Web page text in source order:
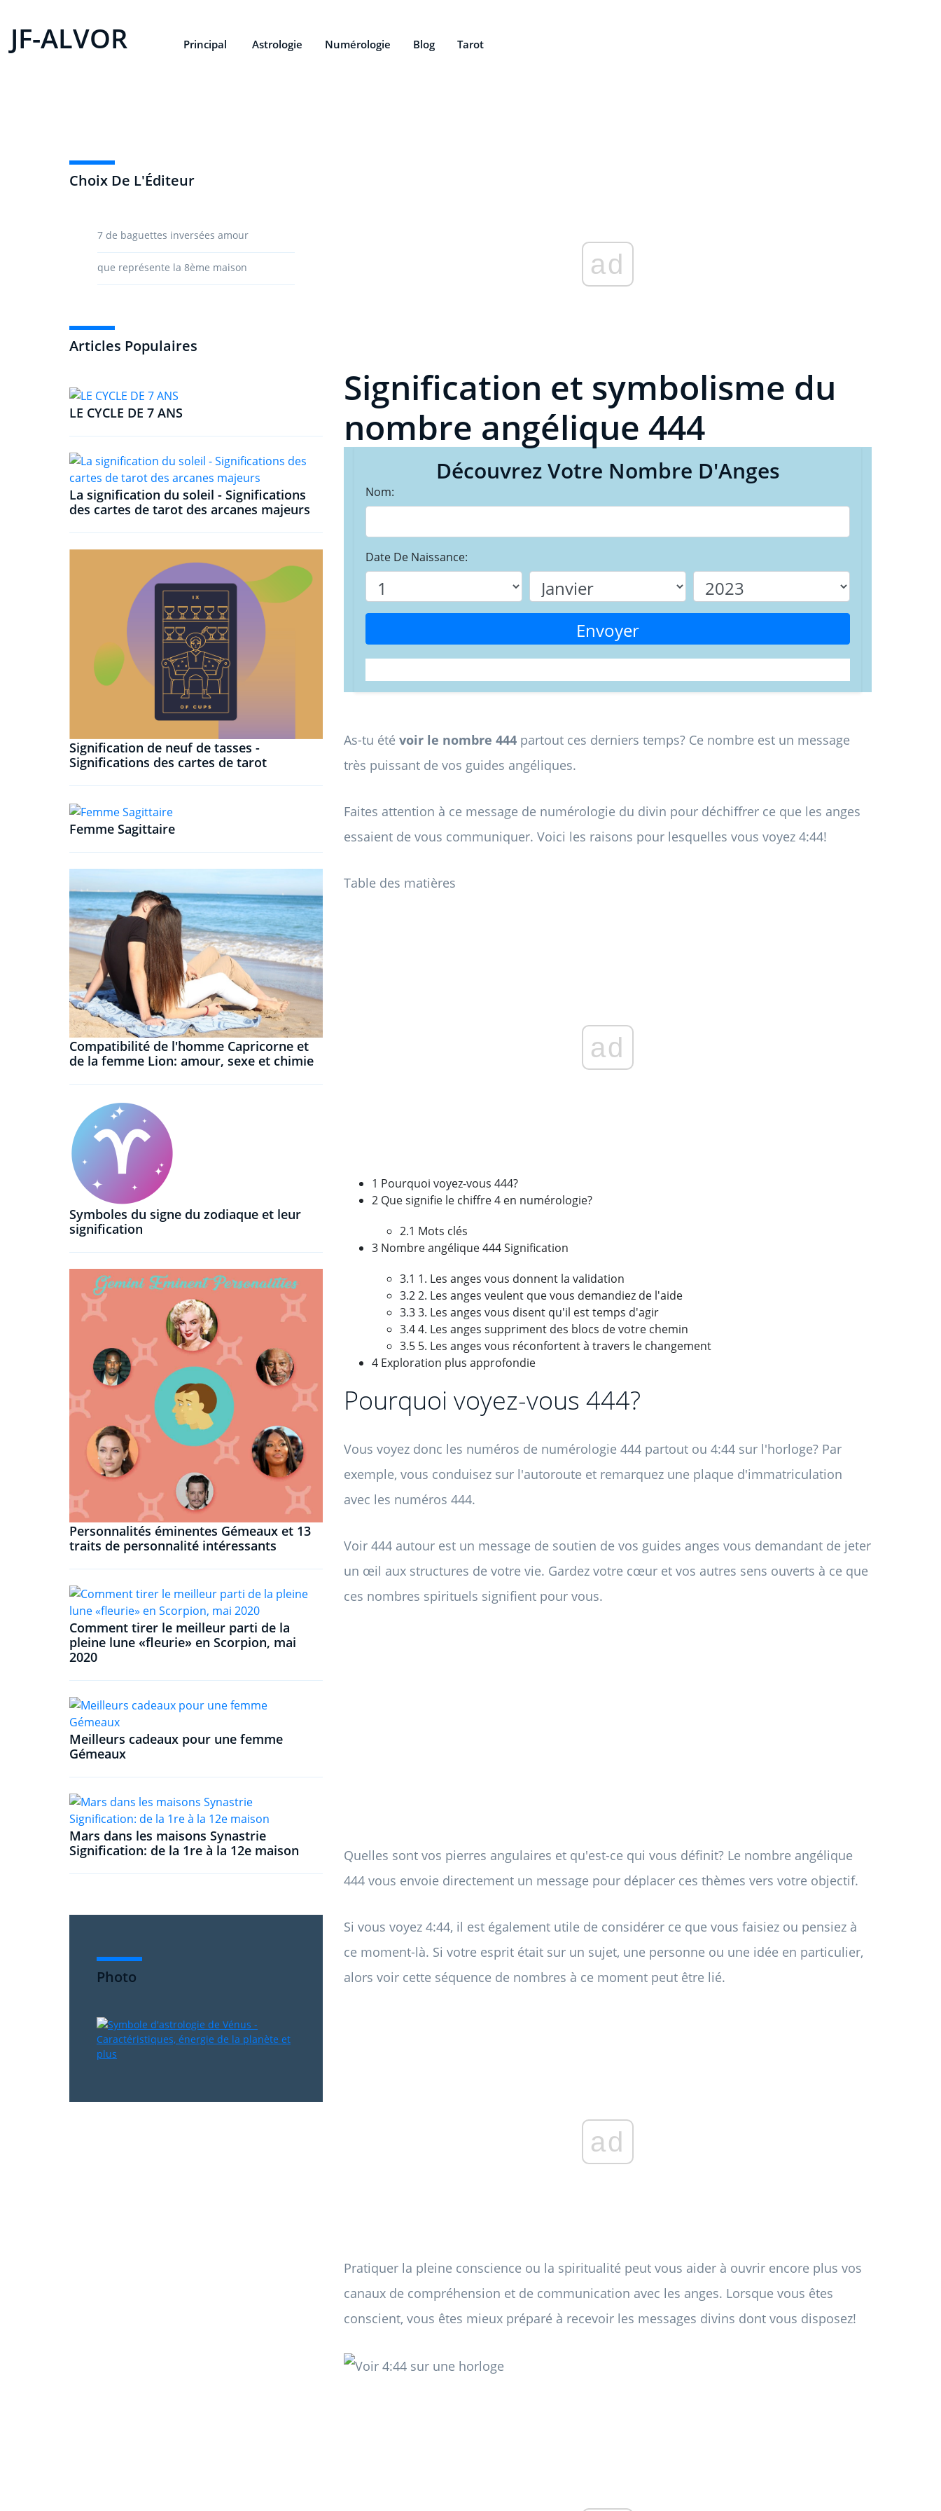
JF-ALVOR Principal Astrologie Numérologie Blog Tarot
Choix De L'Éditeur
7 de baguettes inversées amour
que représente la 8ème maison
Articles Populaires
LE CYCLE DE 7 ANS
La signification du soleil - Significations
des cartes de tarot des arcanes majeurs
Signification de neuf de tasses -
Significations des cartes de tarot
Femme Sagittaire
Compatibilité de l'homme Capricorne et
de la femme Lion: amour, sexe et chimie
Symboles du signe du zodiaque et leur
signification
Personnalités éminentes Gémeaux et 13
traits de personnalité intéressants
Comment tirer le meilleur parti de la
pleine lune «fleurie» en Scorpion, mai
2020
Meilleurs cadeaux pour une femme
Gémeaux
Mars dans les maisons Synastrie
Signification: de la 1re à la 12e maison
Photo
ad
Signification et symbolisme du
nombre angélique 444
Découvrez Votre Nombre D'Anges
Nom:
Date De Naissance:
Envoyer
As-tu été voir le nombre 444 partout ces derniers temps? Ce nombre est un message
très puissant de vos guides angéliques.
Faites attention à ce message de numérologie du divin pour déchiffrer ce que les anges
essaient de vous communiquer. Voici les raisons pour lesquelles vous voyez 4:44!
Table des matières
ad
1 Pourquoi voyez-vous 444?
2 Que signifie le chiffre 4 en numérologie?
2.1 Mots clés
3 Nombre angélique 444 Signification
3.1 1. Les anges vous donnent la validation
3.2 2. Les anges veulent que vous demandiez de l'aide
3.3 3. Les anges vous disent qu'il est temps d'agir
3.4 4. Les anges suppriment des blocs de votre chemin
3.5 5. Les anges vous réconfortent à travers le changement
4 Exploration plus approfondie
Pourquoi voyez-vous 444?
Vous voyez donc les numéros de numérologie 444 partout ou 4:44 sur l'horloge? Par
exemple, vous conduisez sur l'autoroute et remarquez une plaque d'immatriculation
avec les numéros 444.
Voir 444 autour est un message de soutien de vos guides anges vous demandant de jeter
un œil aux structures de votre vie. Gardez votre cœur et vos autres sens ouverts à ce que
ces nombres spirituels signifient pour vous.
Quelles sont vos pierres angulaires et qu'est-ce qui vous définit? Le nombre angélique
444 vous envoie directement un message pour déplacer ces thèmes vers votre objectif.
Si vous voyez 4:44, il est également utile de considérer ce que vous faisiez ou pensiez à
ce moment-là. Si votre esprit était sur un sujet, une personne ou une idée en particulier,
alors voir cette séquence de nombres à ce moment peut être lié.
ad
Pratiquer la pleine conscience ou la spiritualité peut vous aider à ouvrir encore plus vos
canaux de compréhension et de communication avec les anges. Lorsque vous êtes
conscient, vous êtes mieux préparé à recevoir les messages divins dont vous disposez!